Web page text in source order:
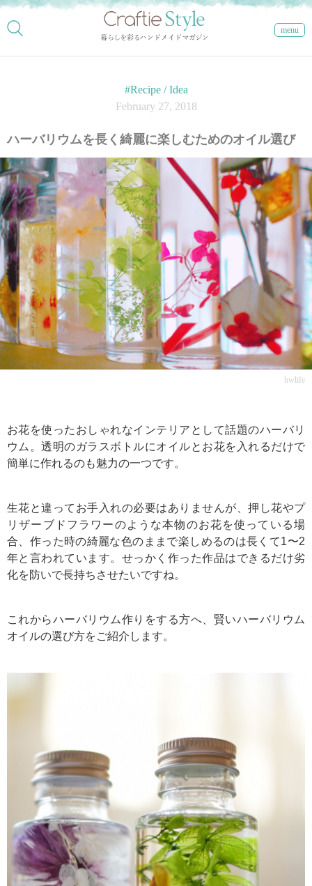
menu
#Recipe / Idea
February 27, 2018
ハーバリウムを長く綺麗に楽しむためのオイル選び
hwlife
お花を使ったおしゃれなインテリアとして話題のハーバリ
ウム。透明のガラスボトルにオイルとお花を入れるだけで
簡単に作れるのも魅力の一つです。
生花と違ってお手入れの必要はありませんが、押し花やプ
リザーブドフラワーのような本物のお花を使っている場
合、作った時の綺麗な色のままで楽しめるのは長くて1〜2
年と言われています。せっかく作った作品はできるだけ劣
化を防いで長持ちさせたいですね。
これからハーバリウム作りをする方へ、賢いハーバリウム
オイルの選び方をご紹介します。